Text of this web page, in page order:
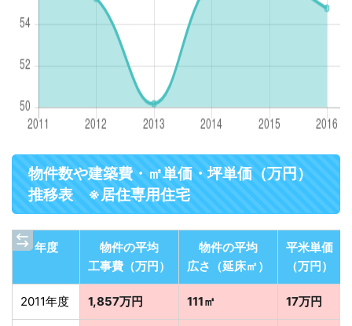
物件数や建築費・㎡単価・坪単価（万円）
推移表 ※居住専用住宅
年度
物件の平均
工事費（万円）
物件の平均
広さ（延床㎡）
平米単価
（万円）
2011年度 1,857万円 111㎡ 17万円